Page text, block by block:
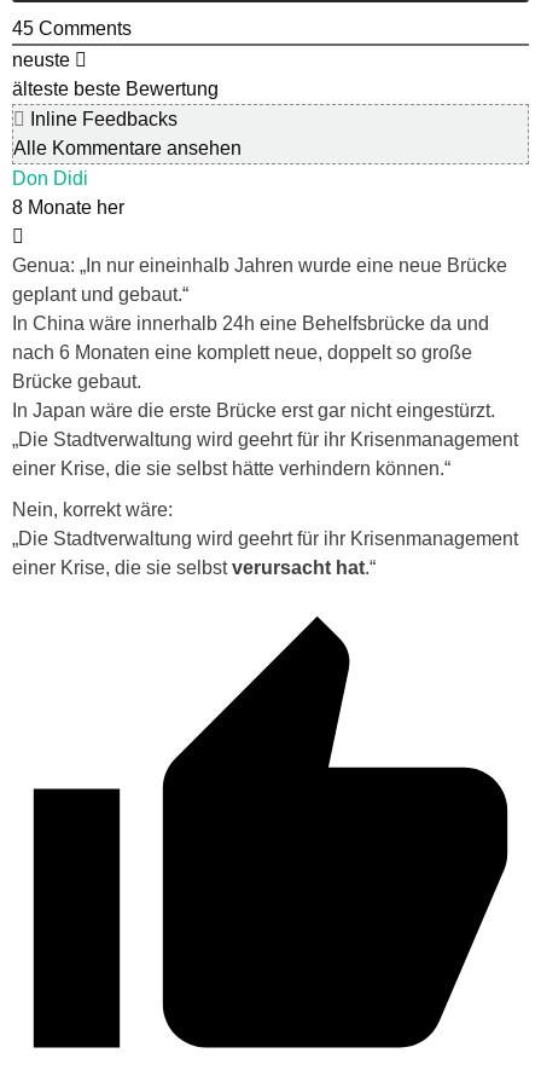
45 Comments
neuste
älteste beste Bewertung
Inline Feedbacks
Alle Kommentare ansehen
Don Didi
8 Monate her
Genua: „ In nur eineinhalb Jahren wurde eine neue Brücke
geplant und gebaut.“
In China wäre innerhalb 24h eine Behelfsbrücke da und
nach 6 Monaten eine komplett neue, doppelt so große
Brücke gebaut.
In Japan wäre die erste Brücke erst gar nicht eingestürzt.
„Die Stadtverwaltung wird geehrt für ihr Krisenmanagement
einer Krise, die sie selbst hätte verhindern können.“
Nein, korrekt wäre:
„Die Stadtverwaltung wird geehrt für ihr Krisenmanagement
einer Krise, die sie selbstverursacht hat.“